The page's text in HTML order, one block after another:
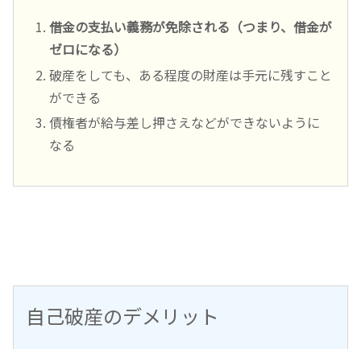
借金の支払い義務が免除される（つまり、借金が
ゼロになる）
破産をしても、ある程度の財産は手元に残すこと
ができる
債権者が給与差し押さえなどができないように
なる
自己破産のデメリット